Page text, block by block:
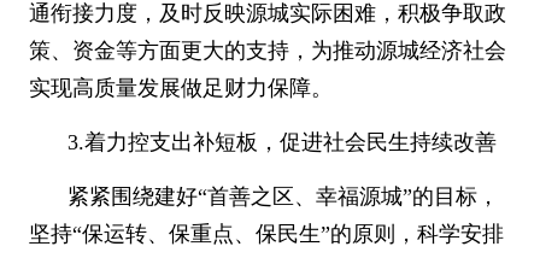
通衔接力度，及时反映源城实际困难，积极争取政
策、资金等方面更大的支持，为推动源城经济社会
实现高质量发展做足财力保障。
3.着力控支出补短板，促进社会民生持续改善
紧紧围绕建好“首善之区、幸福源城”的目标，
坚持“保运转、保重点、保民生”的原则，科学安排